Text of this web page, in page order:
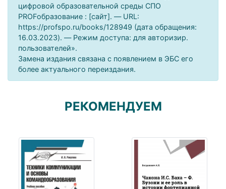
цифровой образовательной среды СПО
PROFобразование : [сайт]. — URL:
https://profspo.ru/books/128949 (дата обращения:
16.03.2023). — Режим доступа: для авторизир.
пользователей».
Замена издания связана с появлением в ЭБС его
более актуального переиздания.
РЕКОМЕНДУЕМ